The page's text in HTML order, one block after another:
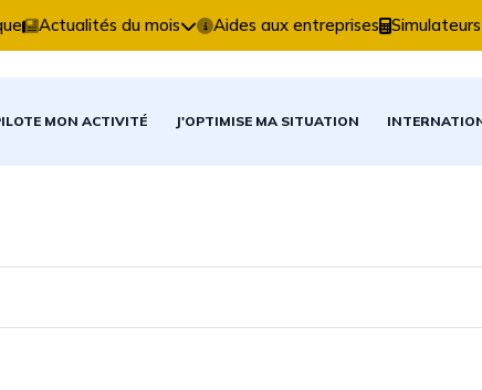
dans vos décisions comptables, fiscales et
Actualités du mois Aides aux entreprises Simulateurs
MON ACTIVITÉ J'OPTIMISE MA SITUATION